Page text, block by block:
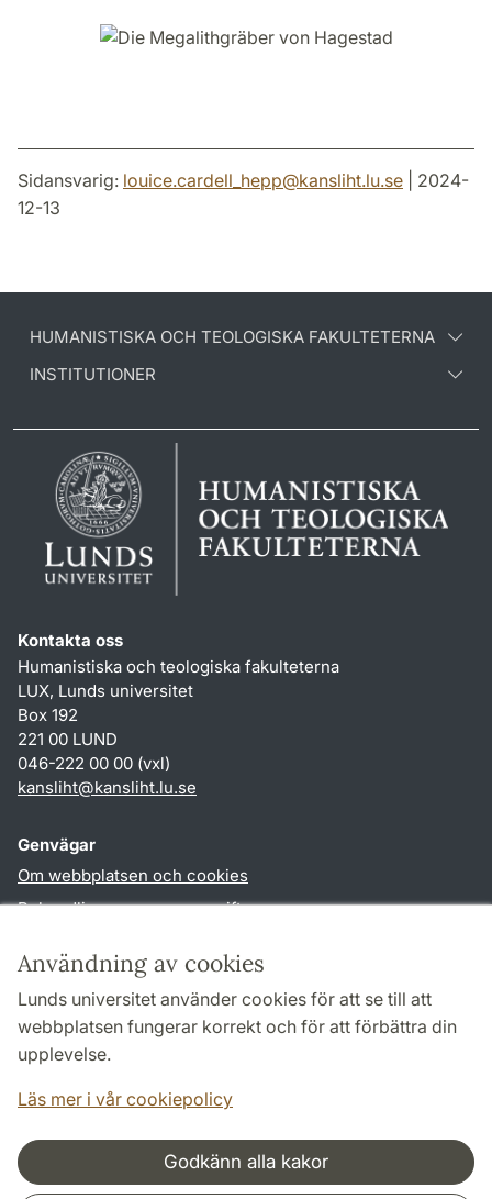
Användning av cookies
Lunds universitet använder cookies för att se till att
webbplatsen fungerar korrekt och för att förbättra din
upplevelse.
Läs mer i vår cookiepolicy
Godkänn alla kakor
Sidansvarig: louice.cardell_hepp@kansliht.lu.se | 2024-
12-13
HUMANISTISKA OCH TEOLOGISKA FAKULTETERNA
INSTITUTIONER
Kontakta oss
Humanistiska och teologiska fakulteterna
LUX, Lunds universitet
Box 192
221 00 LUND
046-222 00 00 (vxl)
kansliht@kansliht.lu.se
Genvägar
Om webbplatsen och cookies
Behandling av personuppgifter
TYPO3-login
Följ oss i sociala medier
Samarbeten och nätverk